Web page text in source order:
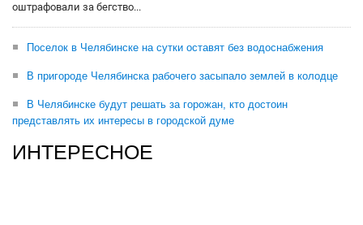
оштрафовали за бегство...
Поселок в Челябинске на сутки оставят без водоснабжения
В пригороде Челябинска рабочего засыпало землей в колодце
В Челябинске будут решать за горожан, кто достоин
представлять их интересы в городской думе
ИНТЕРЕСНОЕ